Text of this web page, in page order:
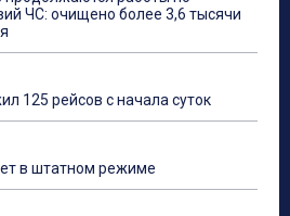
ЧС: очищено более 3,6 тысячи
125 рейсов с начала суток
в штатном режиме